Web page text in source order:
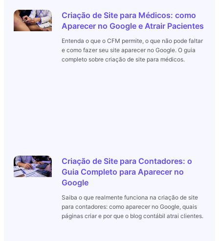
Criação de Site para Médicos: como
Aparecer no Google e Atrair Pacientes
Entenda o que o CFM permite, o que não pode faltar
e como fazer seu site aparecer no Google. O guia
completo sobre criação de site para médicos.
Criação de Site para Contadores: o
Guia Completo para Aparecer no
Google
Saiba o que realmente funciona na criação de site
para contadores: como aparecer no Google, quais
páginas criar e por que o blog contábil atrai clientes.